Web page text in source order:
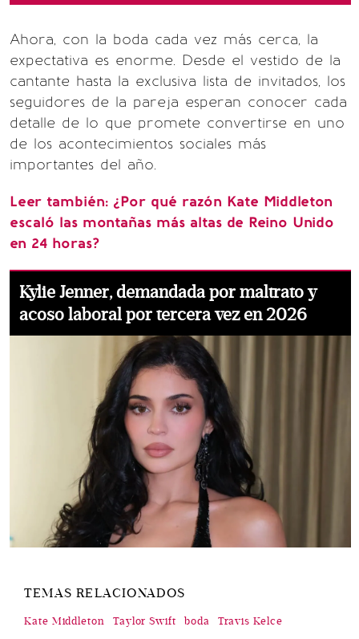
Ahora, con la boda cada vez más cerca, la
expectativa es enorme. Desde el vestido de la
cantante hasta la exclusiva lista de invitados, los
seguidores de la pareja esperan conocer cada
detalle de lo que promete convertirse en uno
de los acontecimientos sociales más
importantes del año.
Leer también: ¿Por qué razón Kate Middleton
escaló las montañas más altas de Reino Unido
en 24 horas?
Kylie Jenner, demandada por maltrato y
acoso laboral por tercera vez en 2026
TEMAS RELACIONADOS
Kate Middleton Taylor Swift boda Travis Kelce